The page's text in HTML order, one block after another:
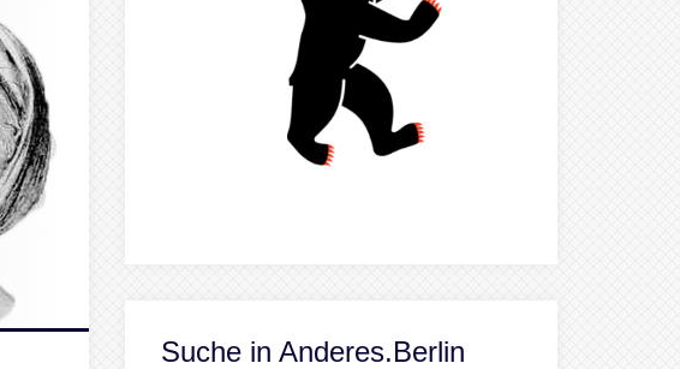
Suche in Anderes.Berlin